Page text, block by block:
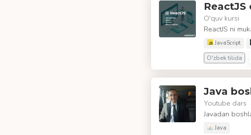
O'quv kursi
ReactJS ni
JavaScript
O'zbek tilida
Java
Youtube dars
Javadan
Java